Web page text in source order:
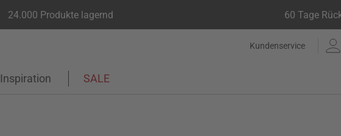
24.000 Produkte lagernd 60 Tage
Kundenservice
Inspiration SALE